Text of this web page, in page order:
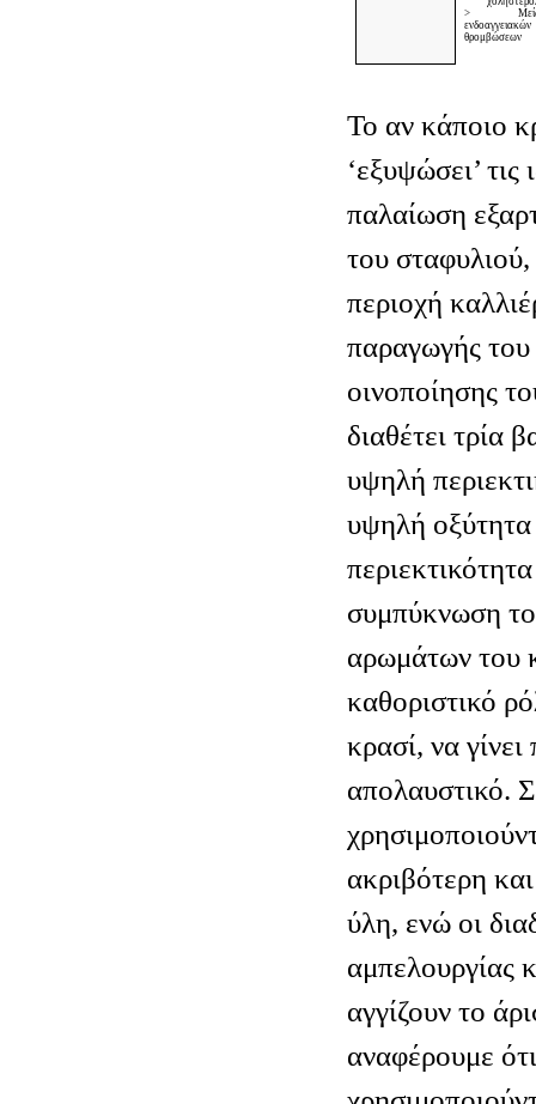
>
ενδοαγγειακών
θρομβώσεων
Το αν κάποιο
‘εξυψώσει’ τις
παλαίωση
του
περιοχή
παραγωγής του
οινοποίησης
διαθέτει τρία
υψηλή
υψηλή
συμπύκνωση
αρωμάτων του
καθοριστικό
κρασί, να γίνει
απολαυστικό.
ακριβότερη
ύλη, ενώ οι
αμπελουργίας
αγγίζουν το
αναφέρουμε